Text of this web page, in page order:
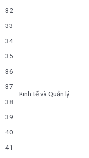
32
33
34
Kinh tế và Quản lý
35
36
37
38
39
40
41